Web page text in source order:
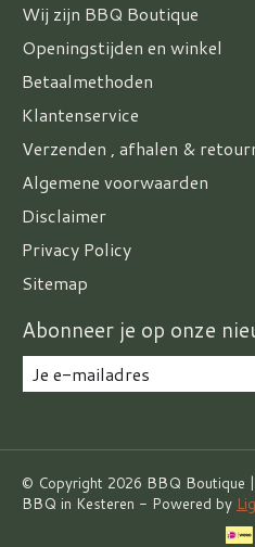
Wij zijn BBQ Boutique
Openingstijden en winkel
Betaalmethoden
Klantenservice
Verzenden , afhalen &
Algemene voorwaarden
Disclaimer
Privacy Policy
Sitemap
Abonneer je op onze
© Copyright 2026 BBQ Boutique
BBQ in Kesteren - Powered by